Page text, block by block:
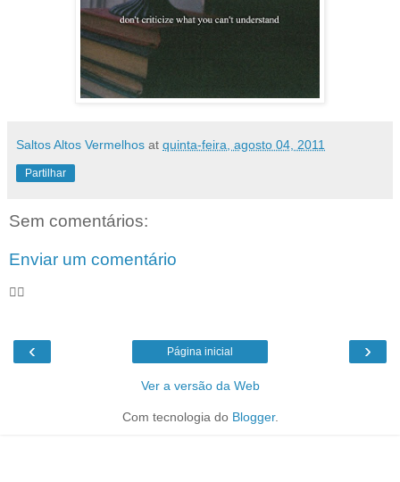
Saltos Altos Vermelhos at quinta-feira, agosto 04, 2011
Partilhar
Sem comentários:
Enviar um comentário
🦸‍♀️
‹ ›
Página inicial
Ver a versão da Web
Com tecnologia do Blogger.